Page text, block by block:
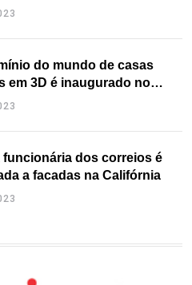
do mundo de casas
em 3D é inaugurado no
funcionária dos correios é
a facadas na Califórnia